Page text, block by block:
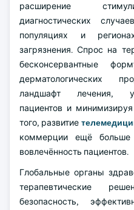
расширение
диагностических
популяциях и
загрязнения. Спрос на
бесконсервантные
дерматологических
ландшафт лечения,
пациентов и
того, развитие
коммерции ещё больше
вовлечённость пациентов.
Глобальные органы
терапевтические
безопасность,